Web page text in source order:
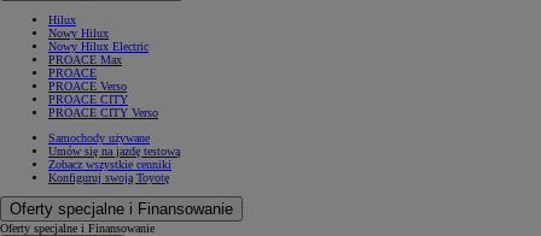
Hilux
Nowy Hilux
Nowy Hilux Electric
PROACE Max
PROACE
PROACE Verso
PROACE CITY
PROACE CITY Verso
Samochody używane
Umów się na jazdę testową
Zobacz wszystkie cenniki
Konfiguruj swoją Toyotę
Oferty specjalne i Finansowanie
Oferty specjalne i Finansowanie